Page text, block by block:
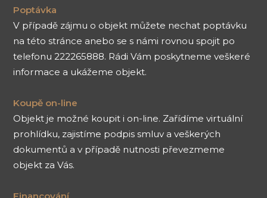
Poptávka
V případě zájmu o objekt můžete nechat poptávku
na této stránce anebo se s námi rovnou spojit po
telefonu 222265888. Rádi Vám poskytneme veškeré
informace a ukážeme objekt.
Koupě on-line
Objekt je možné koupit i on-line. Zařídíme virtuální
prohlídku, zajistíme podpis smluv a veškerých
dokumentů a v případě nutnosti převezmeme
objekt za Vás.